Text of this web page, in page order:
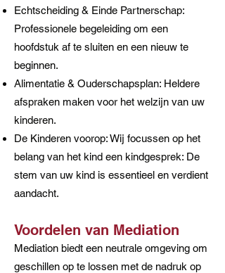
Echtscheiding & Einde Partnerschap:
Professionele begeleiding om een
hoofdstuk af te sluiten en een nieuw te
beginnen.
Alimentatie & Ouderschapsplan: Heldere
afspraken maken voor het welzijn van uw
kinderen.
De Kinderen voorop: Wij focussen op het
belang van het kind een kindgesprek: De
stem van uw kind is essentieel en verdient
aandacht.
Voordelen van Mediation
Mediation biedt een neutrale omgeving om
geschillen op te lossen met de nadruk op